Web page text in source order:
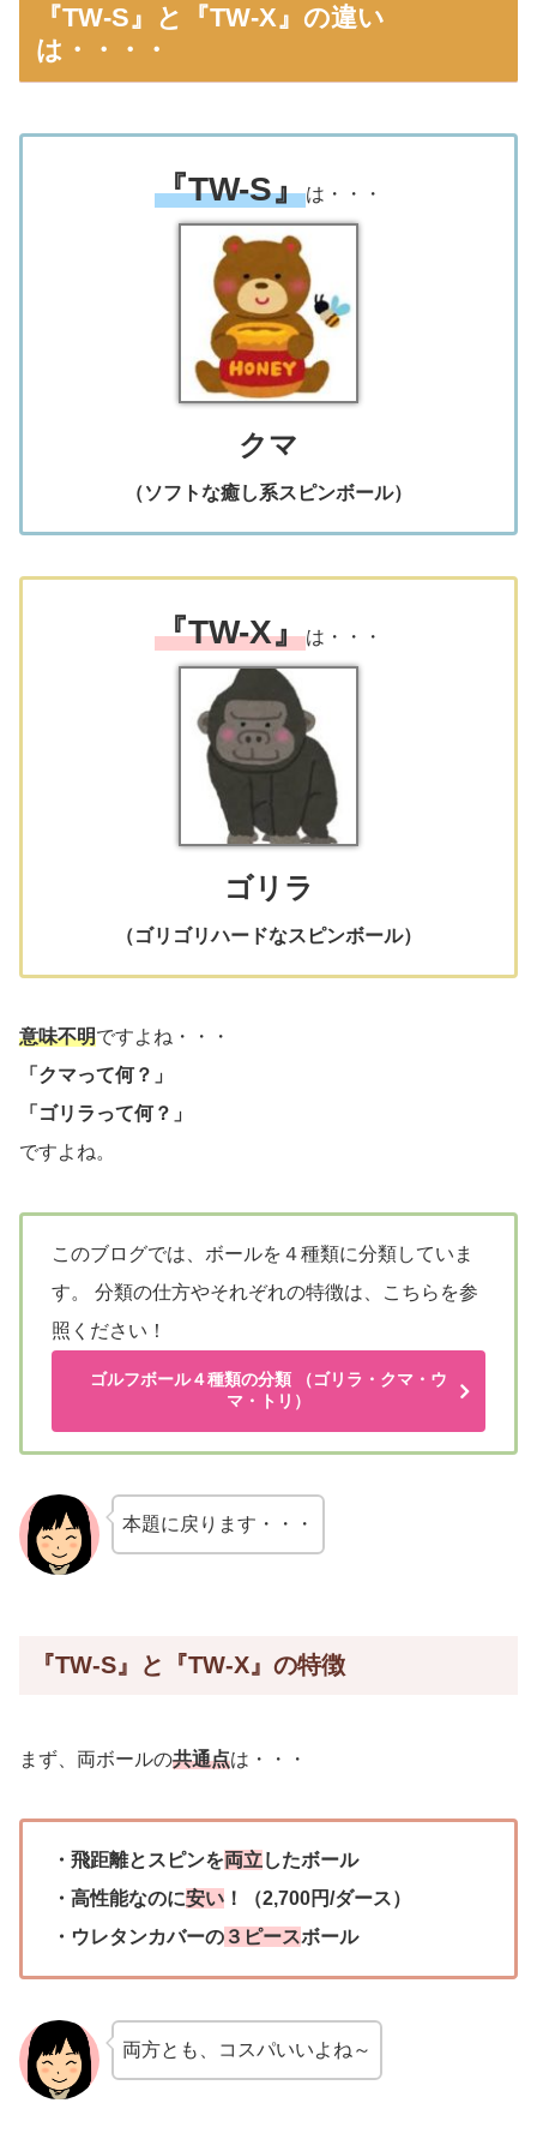
『TW-S』と『TW-X』の違い
は・・・・
『TW-S』は・・・
クマ
（ソフトな癒し系スピンボール）
『TW-X』は・・・
ゴリラ
（ゴリゴリハードなスピンボール）
意味不明ですよね・・・
「クマって何？」
「ゴリラって何？」
ですよね。
このブログでは、ボールを４種類に分類していま
す。
分類の仕方やそれぞれの特徴は、こちらを参
照ください！
ゴルフボール４種類の分類 （ゴリラ・クマ・ウ
マ・トリ）
本題に戻ります・・・
『TW-S』と『TW-X』の特徴
まず、両ボールの共通点は・・・
・飛距離とスピンを両立 したボール
・高性能なのに安い ！（2,700円/ダース）
・ウレタンカバーの ３ピースボール
両方とも、コスパいいよね～